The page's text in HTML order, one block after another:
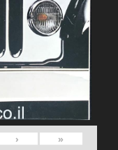
«
‹